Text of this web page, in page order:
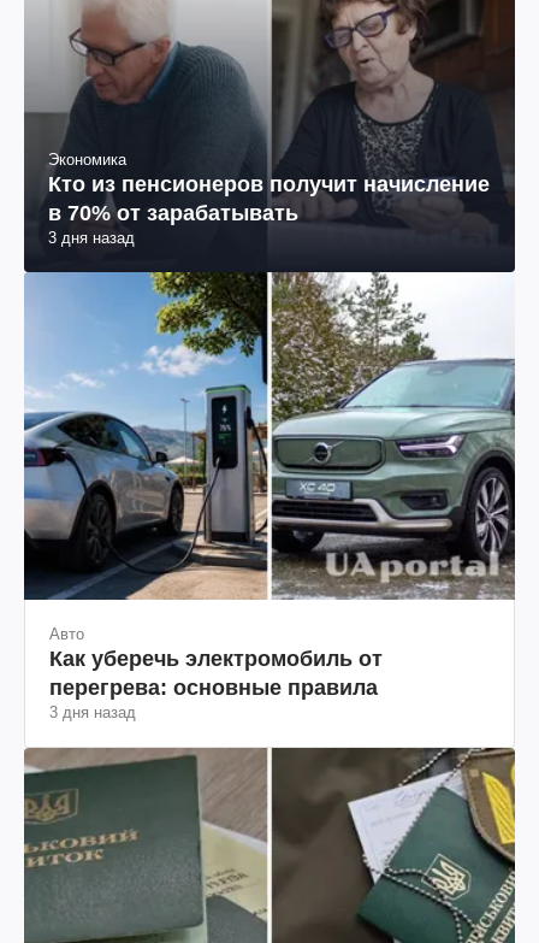
Экономика
Кто из пенсионеров получит начисление
в 70% от зарабатывать
3 дня назад
Авто
Как уберечь электромобиль от
перегрева: основные правила
3 дня назад